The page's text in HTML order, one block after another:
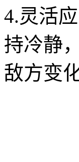
4.灵活
持冷静
敌方变化